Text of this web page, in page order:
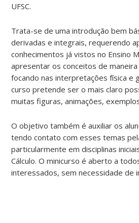
UFSC.
Trata-se de uma introdução bem
derivadas e integrais, requerendo
conhecimentos já vistos no Ensino
apresentar os conceitos de maneira
focando nas interpretações física e
curso pretende ser o mais claro
muitas figuras, animações,
O objetivo também é auxiliar os
tendo contato com esses temas
particularmente em disciplinas
Cálculo. O minicurso é aberto a
interessados, sem necessidade de